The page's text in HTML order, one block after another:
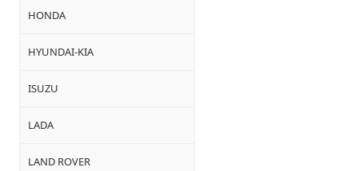
HONDA
HYUNDAI-KIA
ISUZU
LADA
LAND ROVER